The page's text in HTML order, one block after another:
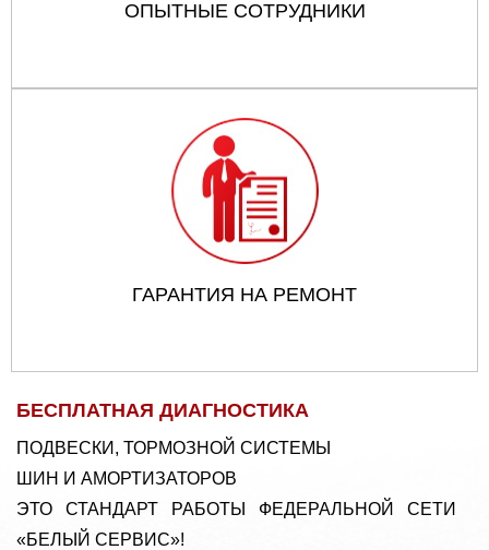
ОПЫТНЫЕ СОТРУДНИКИ
ГАРАНТИЯ НА РЕМОНТ
БЕСПЛАТНАЯ ДИАГНОСТИКА
ПОДВЕСКИ, ТОРМОЗНОЙ СИСТЕМЫ
ШИН И АМОРТИЗАТОРОВ
ЭТО СТАНДАРТ РАБОТЫ ФЕДЕРАЛЬНОЙ СЕТИ
«БЕЛЫЙ СЕРВИС»!